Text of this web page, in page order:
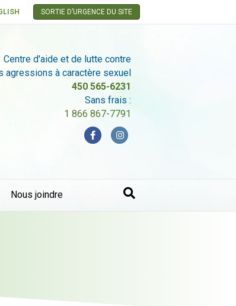
SORTIE D’URGENCE DU SITE
Centre d'aide et de lutte contre
agressions à caractère sexuel
450 565-6231
Sans frais :
1 866 867-7791
Facebook
Nous joindre